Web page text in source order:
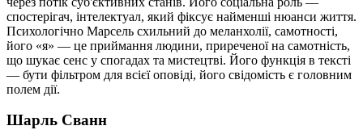
спостерігач, інтелектуал, який фіксує найменші нюанси життя.
Психологічно Марсель схильний до меланхолії, самотності,
його «я» — це приймання людини, приреченої на самотність,
що шукає сенс у спогадах та мистецтві. Його функція в тексті
— бути фільтром для всієї оповіді, його свідомість є головним
полем дії.
Шарль Сванн